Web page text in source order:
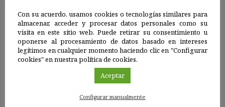
LIC Sur de Almería – Seco de los Olivos
Con su acuerdo, usamos cookies o tecnologías similares para
almacenar, acceder y procesar datos personales como su
visita en este sitio web. Puede retirar su consentimiento u
oponerse al procesamiento de datos basado en intereses
legítimos en cualquier momento haciendo clic en "Configurar
cookies" en nuestra política de cookies.
Aceptar
Configurar manualmente